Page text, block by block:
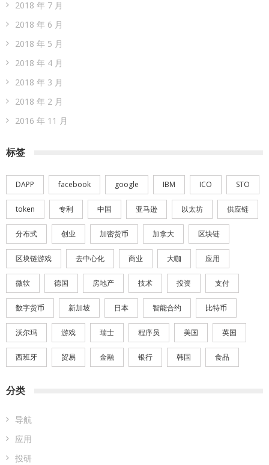
2018 年 7 月
2018 年 6 月
2018 年 5 月
2018 年 4 月
2018 年 3 月
2018 年 2 月
2016 年 11 月
标签
DAPP facebook google IBM ICO STO
token 专利 中国 亚马逊 以太坊 供应链
分布式 创业 加密货币 加拿大 区块链
区块链游戏 去中心化 商业 大咖 应用
微软 德国 房地产 技术 投资 支付
数字货币 新加坡 日本 智能合约 比特币
沃尔玛 游戏 瑞士 程序员 美国 英国
西班牙 贸易 金融 银行 韩国 食品
分类
导航
应用
投研